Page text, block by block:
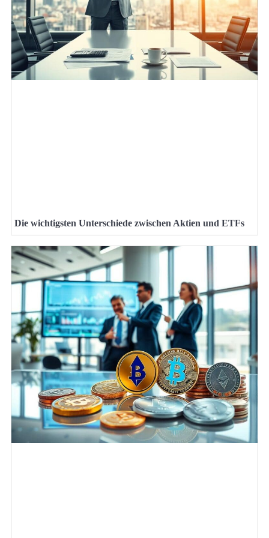
Die wichtigsten Unterschiede zwischen Aktien und ETFs